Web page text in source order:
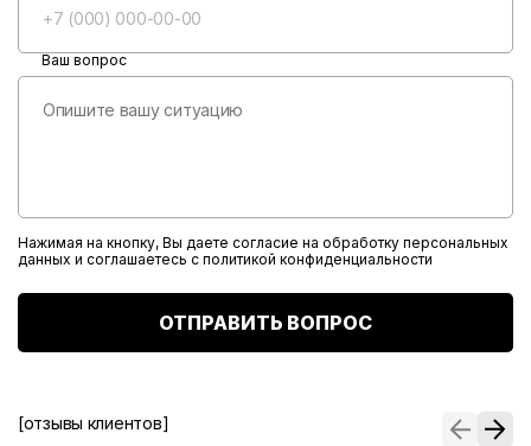
Ваш вопрос
Нажимая на кнопку, Вы даете согласие на обработку персональных
данных и соглашаетесь с политикой конфиденциальности
ОТПРАВИТЬ ВОПРОС
[отзывы клиентов]